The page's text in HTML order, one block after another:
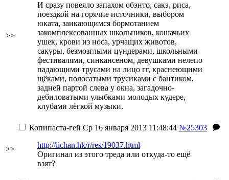
>>
И сразу повеяло запахом обэнто, сакэ, риса,
поездкой на горячие источники, выбором
юката, заикающимся бормотанием
закомплексованных школьников, кошачьих
ушек, крови из носа, урчащих животов,
сакуры, безмозглыми цундерами, школьными
фестивалями, синкансеном, девушками нелепо
падающими трусами на лицо гг, краснеющими
щёками, полосатыми трусиками с бантиком,
задней партой слева у окна, загадочно-
дебиловатыми улыбками молодых кудере,
клубами лёгкой музыки.
>>
Копипаста-гей Ср 16 января 2013 11:48:44 №25303
http://iichan.hk/r/res/19037.html
Оригинал из этого треда или откуда-то ещё
взят?